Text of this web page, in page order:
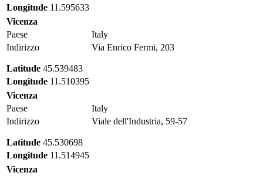
Longitude 11.595633
Vicenza
Paese
Italy
Indirizzo
Via Enrico Fermi, 203
Latitude 45.539483
Longitude 11.510395
Vicenza
Paese
Italy
Indirizzo
Viale dell'Industria, 59-57
Latitude 45.530698
Longitude 11.514945
Vicenza